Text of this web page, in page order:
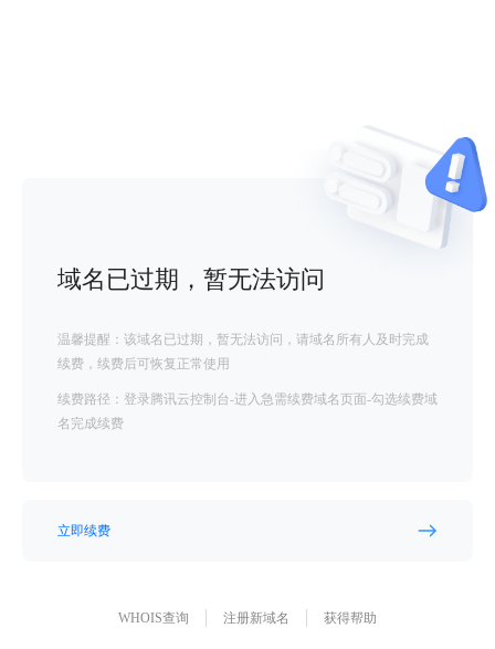
域名已过期，暂无法访问
温馨提醒：该域名已过期，暂无法访问，请域名所有人及时完成
续费，续费后可恢复正常使用
续费路径：登录腾讯云控制台-进入急需续费域名页面-勾选续费域
名完成续费
立即续费
WHOIS查询 注册新域名 获得帮助